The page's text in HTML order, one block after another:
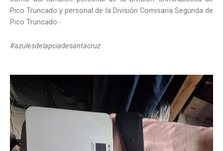
Pico Truncado y personal de la División Comisaria Segunda de
Pico Truncado.-
#azulesdelapciadesantacruz